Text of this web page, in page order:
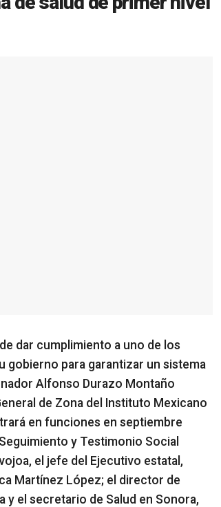
dar cumplimiento a uno de los
gobierno para garantizar un sistema
Alfonso Durazo Montaño
de Zona del Instituto Mexicano
en funciones en septiembre
y Testimonio Social
el jefe del Ejecutivo estatal,
Martínez López; el director de
y el secretario de Salud en Sonora,